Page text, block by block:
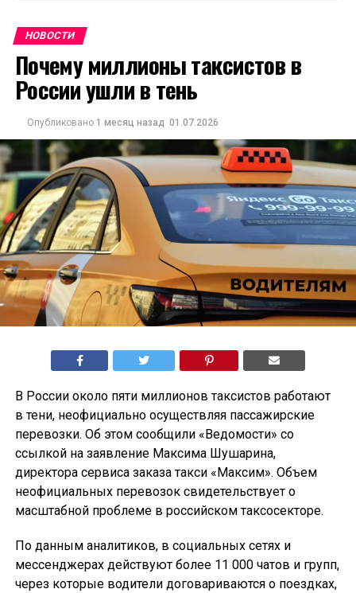
НОВОСТИ
Почему миллионы таксистов в
России ушли в тень
Опубликовано 1 месяц назад 01.07.2026
В России около пяти миллионов таксистов работают
в тени, неофициально осуществляя пассажирские
перевозки. Об этом сообщили «Ведомости» со
ссылкой на заявление Максима Шушарина,
директора сервиса заказа такси «Максим». Объем
неофициальных перевозок свидетельствует о
масштабной проблеме в российском таксосекторе.
По данным аналитиков, в социальных сетях и
мессенджерах действуют более 11 000 чатов и групп,
через которые водители договариваются о поездках,